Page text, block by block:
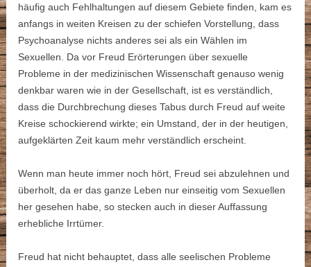
häufig auch Fehlhaltungen auf diesem Gebiete finden, kam es
anfangs in weiten Kreisen zu der schiefen Vorstellung, dass
Psychoanalyse nichts anderes sei als ein Wählen im
Sexuellen. Da vor Freud Erörterungen über sexuelle
Probleme in der medizinischen Wissenschaft genauso wenig
denkbar waren wie in der Gesellschaft, ist es verständlich,
dass die Durchbrechung dieses Tabus durch Freud auf weite
Kreise schockierend wirkte; ein Umstand, der in der heutigen,
aufgeklärten Zeit kaum mehr verständlich erscheint.
Wenn man heute immer noch hört, Freud sei abzulehnen und
überholt, da er das ganze Leben nur einseitig vom Sexuellen
her gesehen habe, so stecken auch in dieser Auffassung
erhebliche Irrtümer.
Freud hat nicht behauptet, dass alle seelischen Probleme